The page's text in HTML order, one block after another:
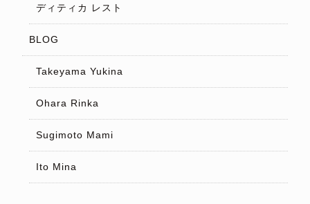
ディティカ レスト
BLOG
Takeyama Yukina
Ohara Rinka
Sugimoto Mami
Ito Mina